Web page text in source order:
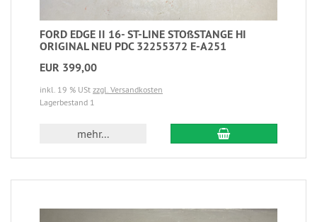
FORD EDGE II 16- ST-LINE STOßSTANGE HI
ORIGINAL NEU PDC 32255372 E-A251
EUR 399,00
inkl. 19 % USt zzgl. Versandkosten
Lagerbestand 1
mehr...